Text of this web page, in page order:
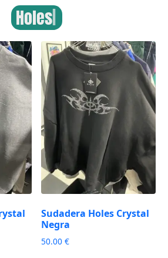
Holes|
Sudadera Holes Crystal
Negra
50.00€